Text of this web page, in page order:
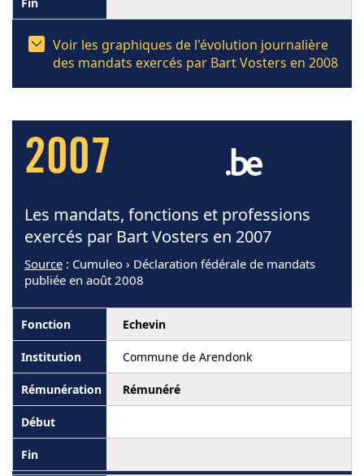
Voir les graphiques de l'évolution journalière
des mandats exercés par Bart Vosters en 2008
2007
Les mandats, fonctions et professions
exercés par Bart Vosters en 2007
Source : Cumuleo › Déclaration fédérale de mandats
publiée en août 2008
Echevin
Commune de Arendonk
Rémunéré